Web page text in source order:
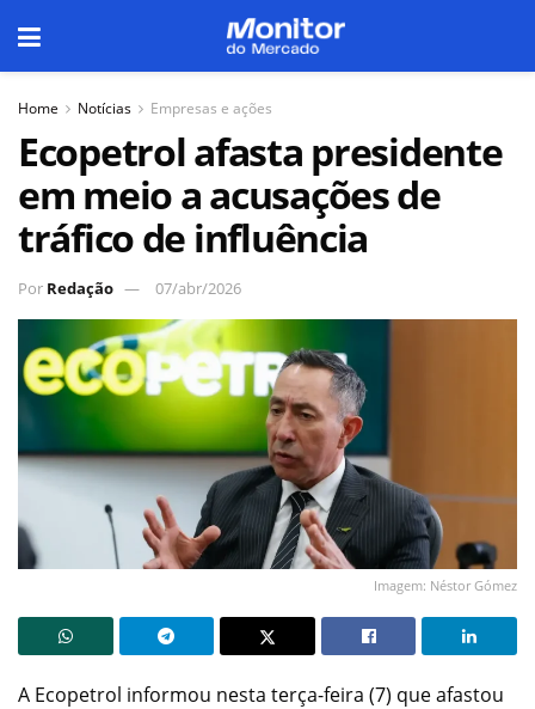
Home Notícias Empresas e ações
Ecopetrol afasta presidente
em meio a acusações de
tráfico de influência
Por Redação 07/abr/2026
Imagem: Néstor Gómez
A Ecopetrol informou nesta terça-feira (7) que afastou